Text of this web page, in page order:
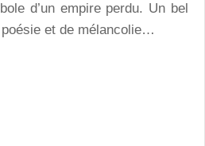
d’un empire perdu. Un bel
et de mélancolie…